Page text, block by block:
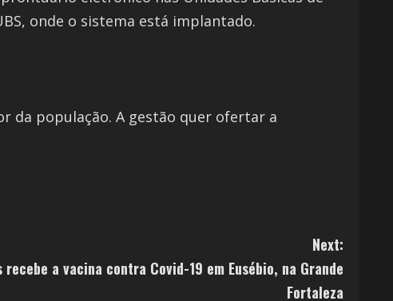
onde o sistema está implantado.
da população. A gestão quer ofertar a
Next:
a vacina contra Covid-19 em Eusébio, na Grande
Fortaleza